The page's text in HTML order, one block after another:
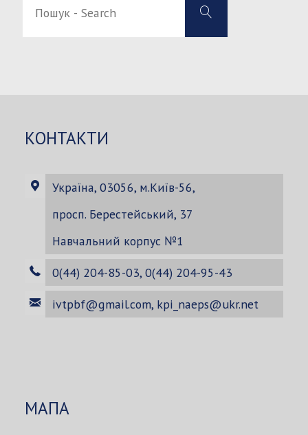
Search
Пошук
Search
КОНТАКТИ
Україна, 03056, м.Київ-56,
просп. Берестейський, 37
Навчальний корпус №1
0(44) 204-85-03, 0(44) 204-95-43
ivtpbf@gmail.com, kpi_naeps@ukr.net
МАПА